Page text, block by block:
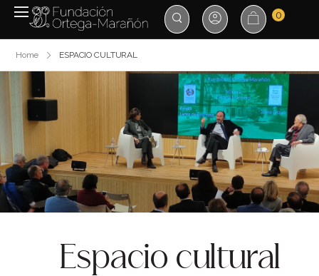
0
Home ESPACIO CULTURAL
Espacio cultural